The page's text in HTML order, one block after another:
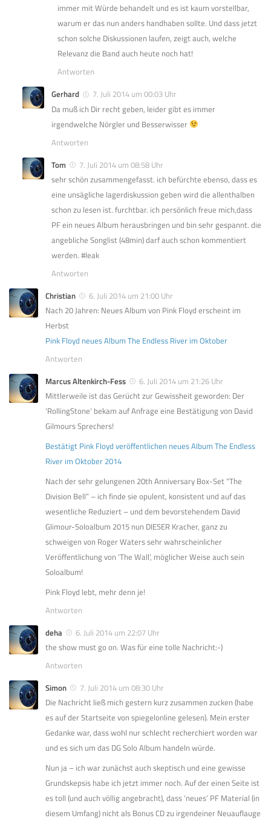
immer mit Würde behandelt und es ist kaum vorstellbar,
warum er das nun anders handhaben sollte. Und dass jetzt
schon solche Diskussionen laufen, zeigt auch, welche
Relevanz die Band auch heute noch hat!
Antworten
Gerhard
7. Juli 2014 um 00:03 Uhr
Da muß ich Dir recht geben, leider gibt es immer
irgendwelche Nörgler und Besserwisser
Antworten
Tom
7. Juli 2014 um 08:58 Uhr
sehr schön zusammengefasst. ich befürchte ebenso, dass es
eine unsägliche lagerdiskussion geben wird die allenthalben
schon zu lesen ist. furchtbar. ich persönlich freue mich,dass
PF ein neues Album herausbringen und bin sehr gespannt. die
angebliche Songlist (48min) darf auch schon kommentiert
werden. #leak
Antworten
Christian
6. Juli 2014 um 21:00 Uhr
Nach 20 Jahren: Neues Album von Pink Floyd erscheint im
Herbst
Pink Floyd neues Album The Endless River im Oktober
Antworten
Marcus Altenkirch-Fess
6. Juli 2014 um 21:26 Uhr
Mittlerweile ist das Gerücht zur Gewissheit geworden: Der
‘RollingStone’ bekam auf Anfrage eine Bestätigung von David
Gilmours Sprechers!
Bestätigt Pink Floyd veröffentlichen neues Album The Endless
River im Oktober 2014
Nach der sehr gelungenen 20th Anniversary Box-Set “The
Division Bell” – ich finde sie opulent, konsistent und auf das
wesentliche Reduziert – und dem bevorstehendem David
Glimour-Soloalbum 2015 nun DIESER Kracher, ganz zu
schweigen von Roger Waters sehr wahrscheinlicher
Veröffentlichung von ‘The Wall’, möglicher Weise auch sein
Soloalbum!
Pink Floyd lebt, mehr denn je!
Antworten
deha
6. Juli 2014 um 22:07 Uhr
the show must go on. Was für eine tolle Nachricht:-)
Antworten
Simon
7. Juli 2014 um 08:30 Uhr
Die Nachricht ließ mich gestern kurz zusammen zucken (habe
es auf der Startseite von spiegelonline gelesen). Mein erster
Gedanke war, dass wohl nur schlecht recherchiert worden war
und es sich um das DG Solo Album handeln würde.
Nun ja – ich war zunächst auch skeptisch und eine gewisse
Grundskepsis habe ich jetzt immer noch. Auf der einen Seite ist
es toll (und auch völlig angebracht), dass ‘neues’ PF Material (in
diesem Umfang) nicht als Bonus CD zu irgendeiner Neuauflauge